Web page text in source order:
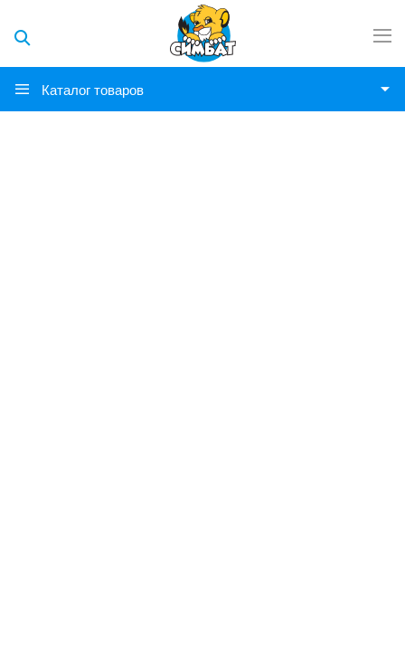
Каталог товаров